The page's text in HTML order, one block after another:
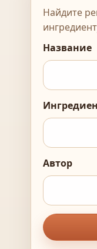
Найдите
Название
Автор